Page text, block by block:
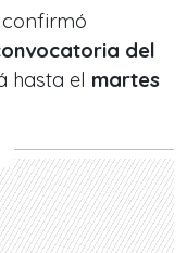
confirmó
del
hasta el martes